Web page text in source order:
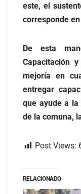
este, el
corresponde
De esta
Capacitación
mejoría en
entregar
que ayude a
de la comuna,
Post Views:
RELACIONADO